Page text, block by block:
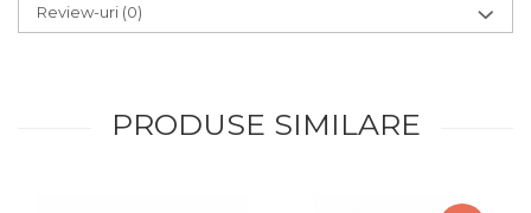
esapament
Surubelnite
Review-uri (0)
PRODUSE SIMILARE